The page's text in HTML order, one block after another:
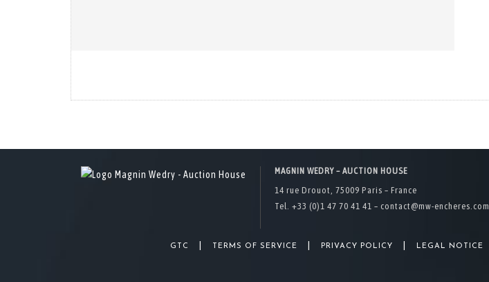
MAGNIN WEDRY – AUCTION HOUSE
14 rue Drouot, 75009 Paris – France
Tel. +33 (0)1 47 70 41 41 – contact@mw-encheres.com
GTC TERMS OF SERVICE PRIVACY POLICY LEGAL NOTICE